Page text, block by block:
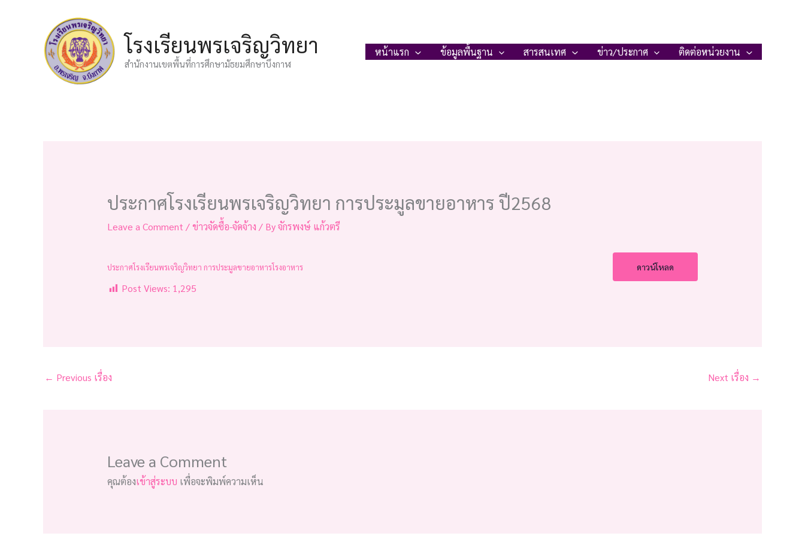
โรงเรียนพรเจริญวิทยา
สำนักงานเขตพื้นที่การศึกษามัธยมศึกษาบึงกาฬ
หน้าแรก ข้อมูลพื้นฐาน สารสนเทศ ข่าว/ประกาศ ติดต่อหน่วยงาน
ประกาศโรงเรียนพรเจริญวิทยา การประมูลขายอาหาร ปี2568
Leave a Comment /ข่าวจัดซื้อ-จัดจ้าง / Byจักรพงษ์ แก้วตรี
ประกาศโรงเรียนพรเจริญวิทยา การประมูลขายอาหารโรงอาหาร ดาวน์โหลด
Post Views: 1,295
← Previous เรื่อง Next เรื่อง →
Leave a Comment
คุณต้องเข้าสู่ระบบ เพื่อจะพิมพ์ความเห็น